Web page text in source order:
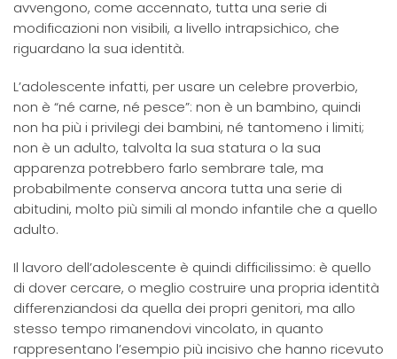
avvengono, come accennato, tutta una serie di
modificazioni non visibili, a livello intrapsichico, che
riguardano la sua identità.
L’adolescente infatti, per usare un celebre proverbio,
non è “né carne, né pesce”: non è un bambino, quindi
non ha più i privilegi dei bambini, né tantomeno i limiti;
non è un adulto, talvolta la sua statura o la sua
apparenza potrebbero farlo sembrare tale, ma
probabilmente conserva ancora tutta una serie di
abitudini, molto più simili al mondo infantile che a quello
adulto.
Il lavoro dell’adolescente è quindi difficilissimo: è quello
di dover cercare, o meglio costruire una propria identità
differenziandosi da quella dei propri genitori, ma allo
stesso tempo rimanendovi vincolato, in quanto
rappresentano l’esempio più incisivo che hanno ricevuto